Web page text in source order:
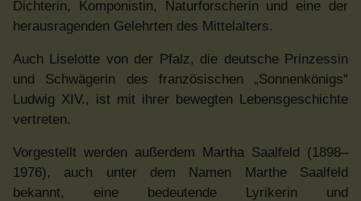
Dichterin, Komponistin, Naturforscherin und eine der
herausragenden Gelehrten des Mittelalters.
Auch Liselotte von der Pfalz, die deutsche Prinzessin
und Schwägerin des französischen „Sonnenkönigs“
Ludwig XIV., ist mit ihrer bewegten Lebensgeschichte
vertreten.
Vorgestellt werden außerdem Martha Saalfeld (1898–
1976), auch unter dem Namen Marthe Saalfeld
bekannt, eine bedeutende Lyrikerin und